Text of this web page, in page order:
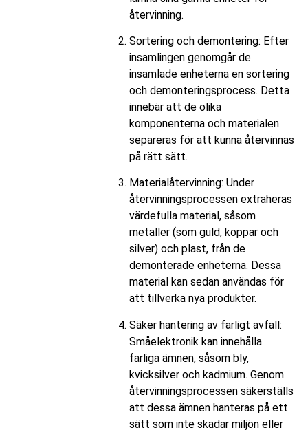
återvinning.
Sortering och demontering: Efter
insamlingen genomgår de
insamlade enheterna en sortering
och demonteringsprocess. Detta
innebär att de olika
komponenterna och materialen
separeras för att kunna återvinnas
på rätt sätt.
Materialåtervinning: Under
återvinningsprocessen extraheras
värdefulla material, såsom
metaller (som guld, koppar och
silver) och plast, från de
demonterade enheterna. Dessa
material kan sedan användas för
att tillverka nya produkter.
Säker hantering av farligt avfall:
Småelektronik kan innehålla
farliga ämnen, såsom bly,
kvicksilver och kadmium. Genom
återvinningsprocessen säkerställs
att dessa ämnen hanteras på ett
sätt som inte skadar miljön eller